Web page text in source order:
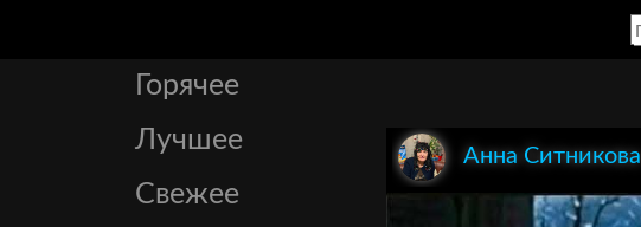
Горячее
Лучшее
Свежее
Анна Ситникова